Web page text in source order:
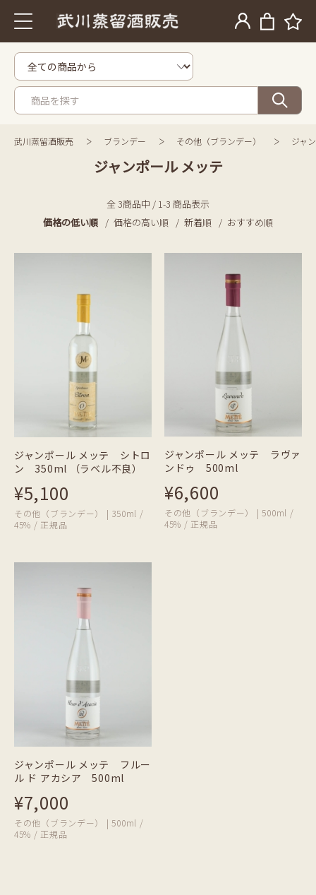
武川蒸留酒販売 ブランデー その他（ブランデー） ジャ
ジャンポール メッテ
全 3商品中 / 1-3 商品表示
価格の低い順
価格の高い順 新着順 おすすめ順
ジャンポール メッテ シトロ
ン 350ml （ラベル不良）
¥5,100
その他（ブランデー） | 350ml /
45% / 正規品
ジャンポール メッテ ラヴァ
ンドゥ 500ml
¥6,600
その他（ブランデー） | 500ml /
45% / 正規品
ジャンポール メッテ フルー
ル ド アカシア 500ml
¥7,000
その他（ブランデー） | 500ml /
45% / 正規品